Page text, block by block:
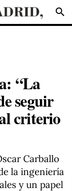
search
“La
seguir
criterio
Carballo
la ingeniería
y un papel